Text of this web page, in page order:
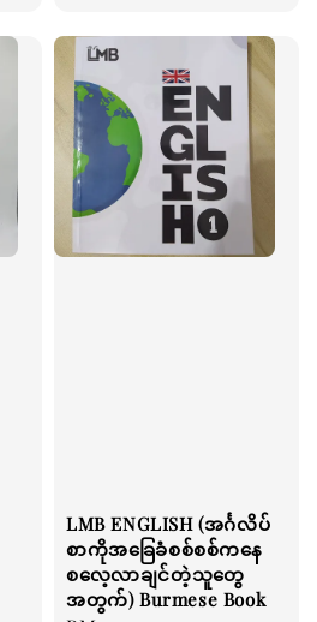
LMB ENGLISH (အင်္ဂလိပ်
စာကိုအခြေခံစစ်စစ်ကနေ
စလေ့လာချင်တဲ့သူတွေ
အတွက်) Burmese Book